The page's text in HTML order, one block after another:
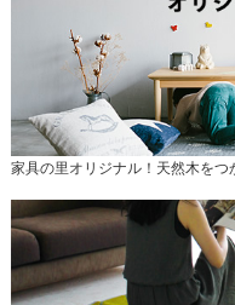
家具の里オリジナル！天然木をつ